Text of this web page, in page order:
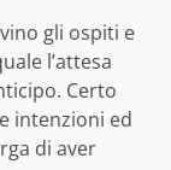
gli ospiti e
l’attesa
Certo
intenzioni ed
di aver